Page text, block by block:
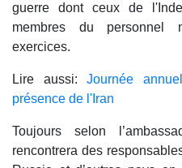
guerre dont ceux de
membres du personnel
exercices.
Lire aussi: Journée
présence de l'Iran
Toujours selon
rencontrera des